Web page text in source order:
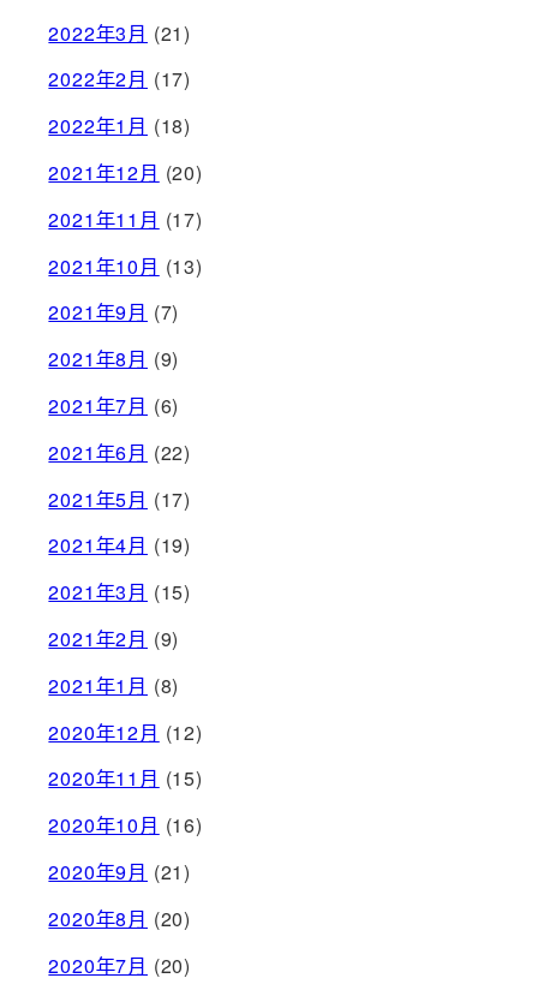
2022年3月 (21)
2022年2月 (17)
2022年1月 (18)
2021年12月 (20)
2021年11月 (17)
2021年10月 (13)
2021年9月 (7)
2021年8月 (9)
2021年7月 (6)
2021年6月 (22)
2021年5月 (17)
2021年4月 (19)
2021年3月 (15)
2021年2月 (9)
2021年1月 (8)
2020年12月 (12)
2020年11月 (15)
2020年10月 (16)
2020年9月 (21)
2020年8月 (20)
2020年7月 (20)